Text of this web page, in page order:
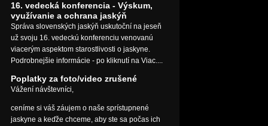
16. vedecká konferencia - Výskum,
využívanie a ochrana jaskýň
Správa slovenských jaskýň uskutoční na jeseň
už svoju 16. vedeckú konferenciu venovanú
viacerým aspektom starostlivosti o jaskyne.
Podrobnejšie informácie - po kliknutí na Viac....
Poplatky za foto/video zrušené
Vážení návštevníci,
ceníme si váš záujem o naše sprístupnené
jaskyne a keďže chceme, aby ste sa počas ich